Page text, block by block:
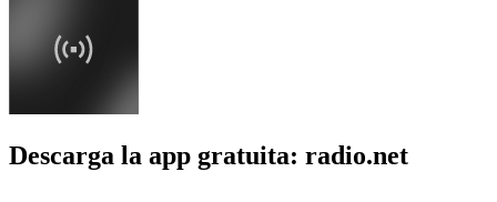
Descarga la app gratuita: radio.net